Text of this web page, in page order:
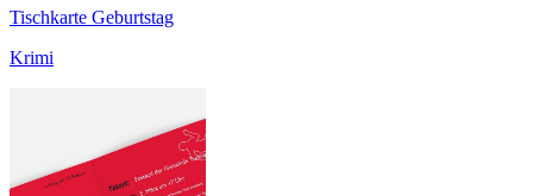
Tischkarte Geburtstag
Krimi